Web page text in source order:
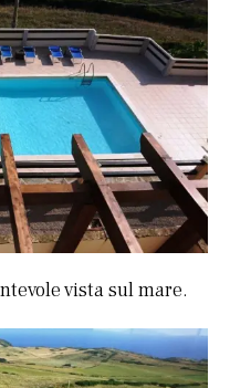
vista sul mare.